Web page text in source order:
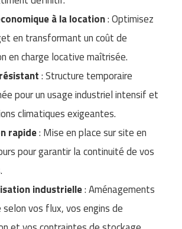
professionnelle
réfrigérées
à la location: Optimisez
en transformant un coût de
en charge locative maîtrisée.
: Structure temporaire
pour un usage industriel intensif et
climatiques exigeantes.
rapide: Mise en place sur site en
pour garantir la continuité de vos
industrielle: Aménagements
selon vos flux, vos engins de